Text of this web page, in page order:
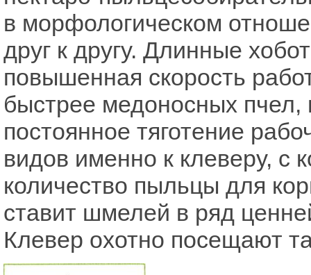
в морфологическом
друг к другу. Длинные
повышенная скорость
быстрее медоносных
постоянное тяготение
видов именно к клеверу, с
количество пыльцы для
ставит шмелей в ряд
Клевер охотно посещают